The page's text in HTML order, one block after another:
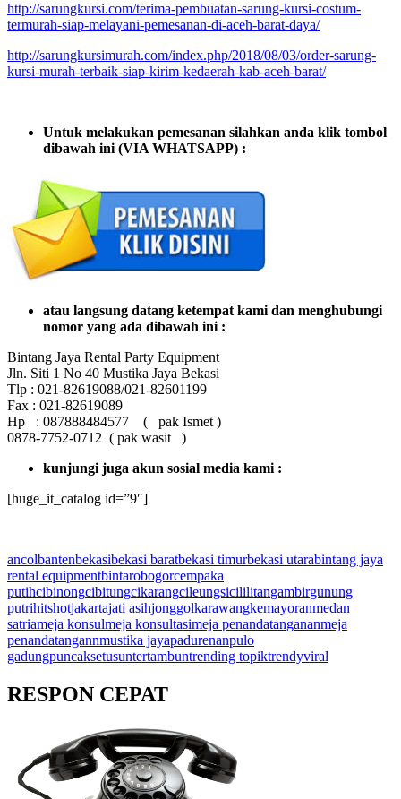
http://sarungkursi.com/terima-pembuatan-sarung-kursi-costum-
termurah-siap-melayani-pemesanan-di-aceh-barat-daya/
http://sarungkursimurah.com/index.php/2018/08/03/order-sarung-
kursi-murah-terbaik-siap-kirim-kedaerah-kab-aceh-barat/
Untuk melakukan pemesanan silahkan anda klik tombol
dibawah ini (VIA WHATSAPP) :
atau langsung datang ketempat kami dan menghubungi
nomor yang ada dibawah ini :
Bintang Jaya Rental Party Equipment
Jln. Siti 1 No 40 Mustika Jaya Bekasi
Tlp : 021-82619088/021-82601199
Fax : 021-82619089
Hp : 087888484577 ( pak Ismet )
0878-7752-0712 ( pak wasit )
kunjungi juga akun sosial media kami :
[huge_it_catalog id=”9″]
ancolbantenbekasibekasi baratbekasi timurbekasi utarabintang jaya
rental equipmentbintarobogorcempaka
putihcibinongcibitungcikarangcileungsicililitangambirgunung
putrihitshotjakartajati asihjonggolkarawangkemayoranmedan
satriameja konsulmeja konsultasimeja penandatangananmeja
penandatangannmustika jayapadurenanpulo
gadungpuncaksetusuntertambuntrending topiktrendyviral
RESPON CEPAT